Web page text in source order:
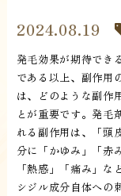
2024.08.19
発毛効果が期待でき
である以上、副作用
は、どのような副作
とが重要です。発毛
れる副作用は、「頭
分に「かゆみ」「赤
「熱感」「痛み」
シジル成分自体への